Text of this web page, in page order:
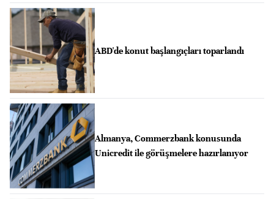
ABD'de konut başlangıçları toparlandı
Almanya, Commerzbank konusunda
Unicredit ile görüşmelere hazırlanıyor